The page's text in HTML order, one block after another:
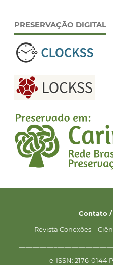
PRESERVAÇÃO DIGITAL
Contato /
Revista Conexões –
e-ISSN: 2176-0144